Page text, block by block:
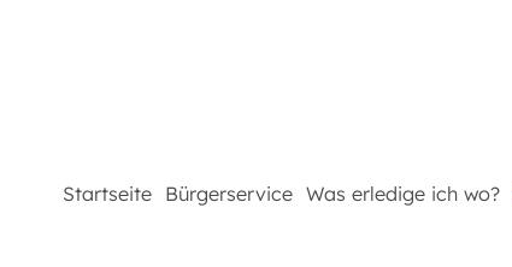
Startseite Bürgerservice Was erledige ich wo?